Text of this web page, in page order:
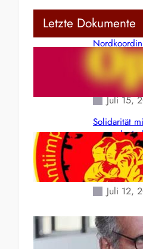
Letzte Dokumente
der
(Maoistisch):
Juli 15,
Solidarität
der
Erdbeben
Juli 12,
Indien: „Die